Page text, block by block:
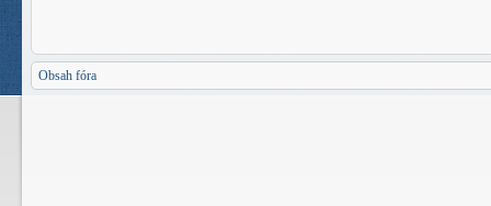
Obsah fóra